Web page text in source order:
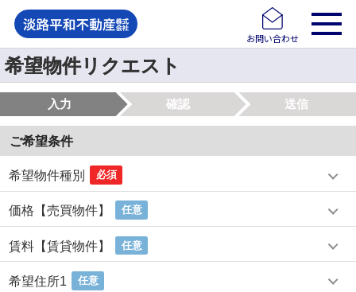
お問い合わせ
希望物件リクエスト
入力 確認 送信
ご希望条件
希望物件種別 必須
価格【売買物件】 任意
賃料【賃貸物件】 任意
希望住所1 任意